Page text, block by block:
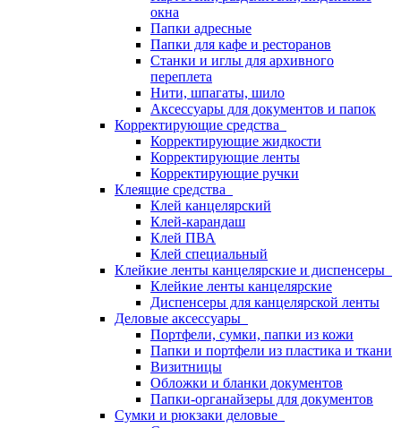
окна
Папки адресные
Папки для кафе и ресторанов
Станки и иглы для архивного
переплета
Нити, шпагаты, шило
Аксессуары для документов и папок
Корректирующие средства
Корректирующие жидкости
Корректирующие ленты
Корректирующие ручки
Клеящие средства
Клей канцелярский
Клей-карандаш
Клей ПВА
Клей специальный
Клейкие ленты канцелярские и диспенсеры
Клейкие ленты канцелярские
Диспенсеры для канцелярской ленты
Деловые аксессуары
Портфели, сумки, папки из кожи
Папки и портфели из пластика и ткани
Визитницы
Обложки и бланки документов
Папки-органайзеры для документов
Сумки и рюкзаки деловые